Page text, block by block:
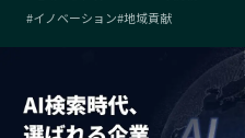
#イノベーション#地域貢献